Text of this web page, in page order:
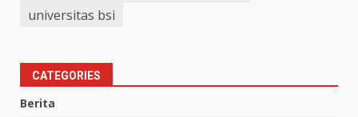
universitas bsi
CATEGORIES
Berita